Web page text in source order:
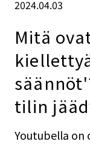
2024.04.03
Mitä
tilin
Youtubella on